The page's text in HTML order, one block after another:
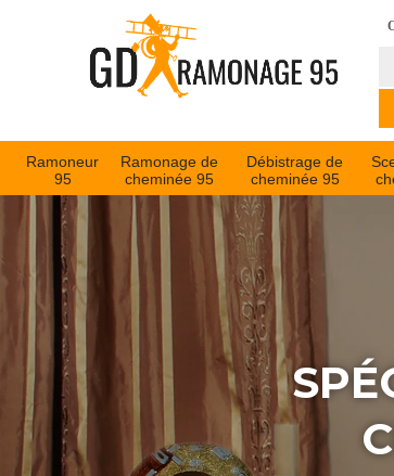
Ramoneur
95
Ramonage de
cheminée 95
Débistrage de
cheminée 95